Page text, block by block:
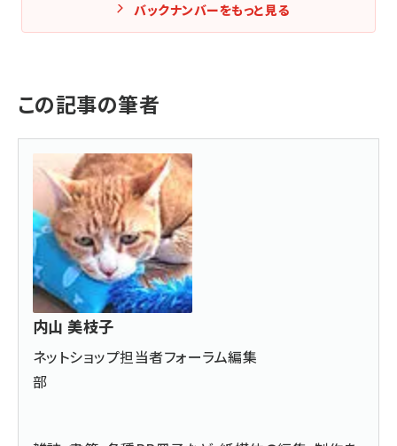
バックナンバーをもっと見る
この記事の筆者
内山 美枝子
ネットショップ担当者フォーラム編集
部